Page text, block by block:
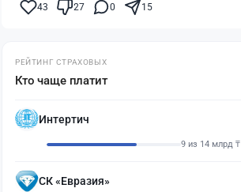
43 27 0 15
РЕЙТИНГ СТРАХОВЫХ
Кто чаще платит
Интертич
9 из 14 млрд ₸
СК «Евразия»